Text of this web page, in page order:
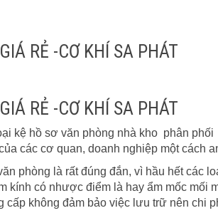
RẺ -CƠ KHÍ SA PHÁT
RẺ -CƠ KHÍ SA PHÁT
kệ hồ sơ văn phòng nhà kho phân
các cơ quan, doanh nghiệp một cách
phòng là rất đúng đắn, vì hầu hết các
có nhược điểm là hay ẩm mốc mối
không đảm bảo việc lưu trữ nên chi